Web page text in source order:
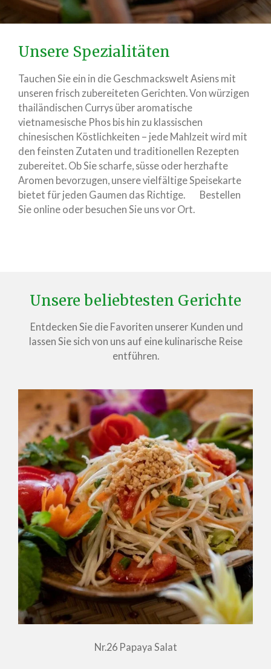
Unsere Spezialitäten
Tauchen Sie ein in die Geschmackswelt Asiens mit
unseren frisch zubereiteten Gerichten. Von würzigen
thailändischen Currys über aromatische
vietnamesische Phos bis hin zu klassischen
chinesischen Köstlichkeiten – jede Mahlzeit wird mit
den feinsten Zutaten und traditionellen Rezepten
zubereitet. Ob Sie scharfe, süsse oder herzhafte
Aromen bevorzugen, unsere vielfältige Speisekarte
bietet für jeden Gaumen das Richtige. Bestellen
Sie online oder besuchen Sie uns vor Ort.
Unsere beliebtesten Gerichte
Entdecken Sie die Favoriten unserer Kunden und
lassen Sie sich von uns auf eine kulinarische Reise
entführen.
Nr.26 Papaya Salat